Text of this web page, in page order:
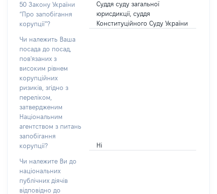
50 Закону України
“Про запобігання
корупції”?
Суддя суду загальної
юрисдикції, суддя
Конституційного Суду України
Чи належить Ваша
посада до посад,
пов'язаних з
високим рівнем
корупційних
ризиків, згідно з
переліком,
затвердженим
Національним
агентством з питань
запобігання
корупції?
Ні
Чи належите Ви до
національних
публічних діячів
відповідно до